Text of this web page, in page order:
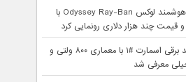
کاویار از عینک هوشمند لوکس Odyssey Ray-Ban با
قیمت چند هزار دلاری رونمایی کرد
شاسی‌بلند جدید برقی اسمارت #۱ با معماری ۸۰۰ ولتی و
معرفی شد